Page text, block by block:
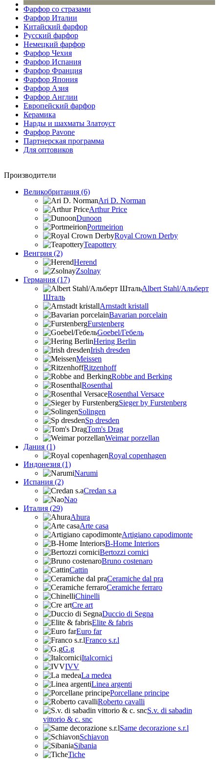
Фарфор со стразами
Фарфор Италии
Китайский фарфор
Русский фарфор
Немецкий фарфор
Фарфор Чехия
Фарфор Испания
Фарфор Франция
Фарфор Япония
Фарфор Азия
Фарфор Англии
Европейский фарфор
Керамика
Нарды и шахматы Златоуст
Фарфор Pavone
Партнерская программа
Для оптовиков
Производители
Великобритания (6)
Ari D. Norman
Arthur Price
Dunoon
Portmeirion
Royal Crown Derby
Teapottery
Венгрия (2)
Herend
Zsolnay
Германия (17)
Albert Stahl/Альбеpт
Шталь
Arnstadt kristall
Bavarian porcelain
Furstenberg
Goebel/Гебель
Hering Berlin
Irish dresden
Meissen
Ritzenhoff
Robbe and Berking
Rosenthal
Rosenthal Versace
Sieger by Furstenberg
Solingen
Sp dresden
Tom's Drag
Weimar porzellan
Дания (1)
Royal copenhagen
Индонезия (1)
Narumi
Испания (2)
Credan s.a
Nao
Италия (29)
Ahura
Arte casa
Artigiano capodimonte
B-Home Interiors
Bertozzi cornici
Bruno costenaro
Cattin
Ceramiche dal pra
Ceramiche ferraro
Chinelli
Cre art
Duccio di Segna
Elite & fabris
Euro far
Franco s.r.l
G.g
Italcornici
IVV
La medea
Linea argenti
Porcellane principe
Roberto cavalli
S.v. di sabadin
vittorio & c. snc
Same decorazione s.r.l
Schiavon
Sibania
Tiche